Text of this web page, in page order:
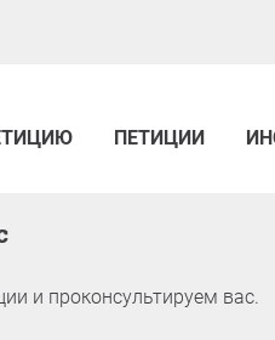
ПЕТИЦИИ
и проконсультируем вас.